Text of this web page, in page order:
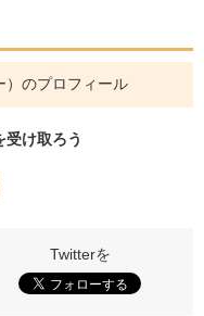
のプロフィール
受け取ろう